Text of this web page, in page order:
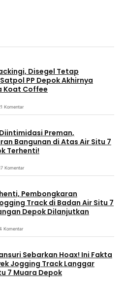
Disegel Tetap
PP Depok Akhirnya
Koat Coffee
Komentar
Preman,
Bangunan di Atas Air Situ 7
Terhenti!
Komentar
Pembongkaran
Track di Badan Air Situ 7
Depok Dilanjutkan
Komentar
Sebarkan Hoax! Ini Fakta
Jogging Track Langgar
7 Muara Depok